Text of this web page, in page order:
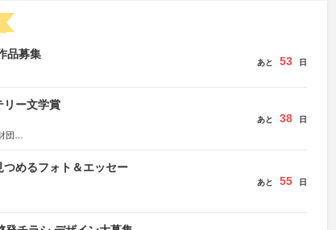
品募集
あと 53 日
リー文学賞
団
あと 38 日
めるフォト＆エッセー
あと 55 日